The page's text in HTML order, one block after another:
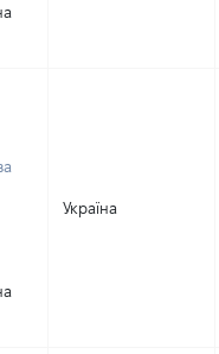
Україна